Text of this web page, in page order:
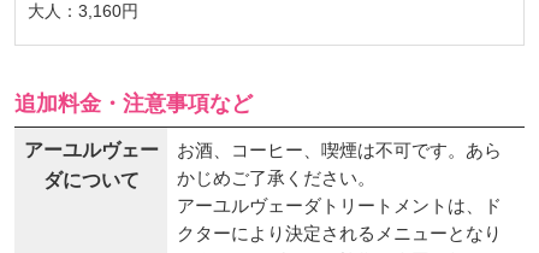
大人：3,160円
追加料金・注意事項など
アーユルヴェー
ダについて
お酒、コーヒー、喫煙は不可です。あら
かじめご了承ください。
アーユルヴェーダトリートメントは、ド
クターにより決定されるメニューとなり